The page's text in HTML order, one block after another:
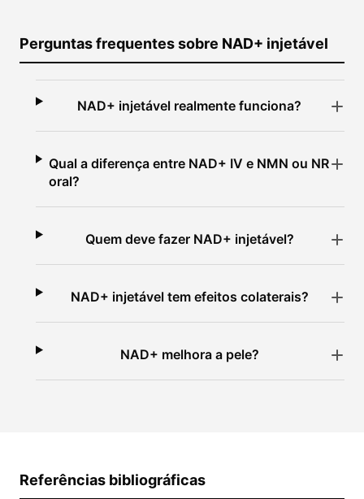
Perguntas frequentes sobre NAD+ injetável
NAD+ injetável realmente funciona?
Qual a diferença entre NAD+ IV e NMN ou NR
oral?
Quem deve fazer NAD+ injetável?
NAD+ injetável tem efeitos colaterais?
NAD+ melhora a pele?
Referências bibliográficas